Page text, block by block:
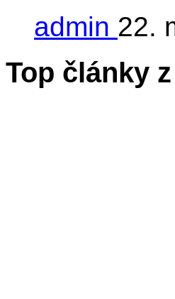
admin 22.
Top články